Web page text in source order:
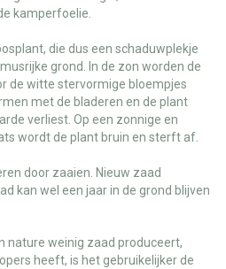
kamperfoelie.
die dus een schaduwplekje
grond. In de zon worden de
de witte stervormige bloempjes
met de bladeren en de plant
verliest. Op een zonnige en
wordt de plant bruin en sterft af.
door zaaien. Nieuw zaad
kan wel een jaar in de grond blijven
nature weinig zaad produceert,
heeft, is het gebruikelijker de